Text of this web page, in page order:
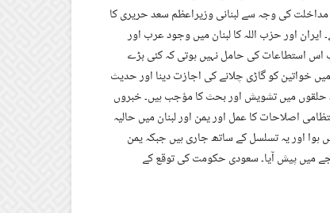
کی وجہ سے لبنانی وزیراعظم سعد حریری کا
اور حزب اللہ کا لبنان میں وجود عرب اور
اس استطاعات کی حامل نہیں ہوتی کہ کئی بڑے
خواتین کو گاڑی چلانے کی اجازت دینا اور حدیث
میں تشویش اور بحث کا مؤجب ہیں۔ خبروں
اصلاحات کا عمل اور یمن اور لبنان میں حالیہ
منسلک عوامل کا نتیجہ ہیں۔ معاشی اصلاحات کا آغاز 2015ء میں ہوا اور یہ تسلسل کے ساتھ جاری ہیں جبکہ یمن
میں پیش آیا۔ سعودی حکومت کی توقع کے